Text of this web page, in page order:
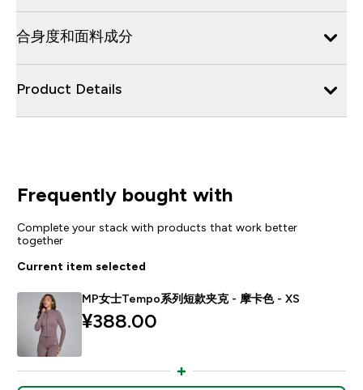
合身度和面料成分
Product Details
Frequently bought with
Complete your stack with products that work better
together
Current item selected
MP女士Tempo系列短款夹克 - 摩卡色 - XS
¥388.00‎